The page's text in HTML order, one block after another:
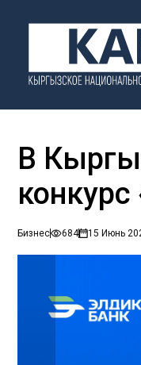
В
конкурс
Бизнес 684 15 Июнь